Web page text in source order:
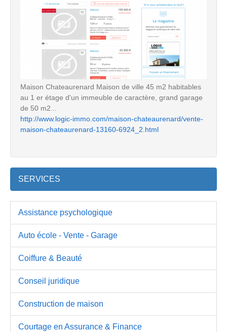
Maison Chateaurenard Maison de ville 45 m2 habitables
au 1 er étage d'un immeuble de caractère, grand garage
de 50 m2...
http://www.logic-immo.com/maison-chateaurenard/vente-
maison-chateaurenard-13160-6924_2.html
SERVICES
Assistance psychologique
Auto école - Vente - Garage
Coiffure & Beauté
Conseil juridique
Construction de maison
Courtage en Assurance & Finance